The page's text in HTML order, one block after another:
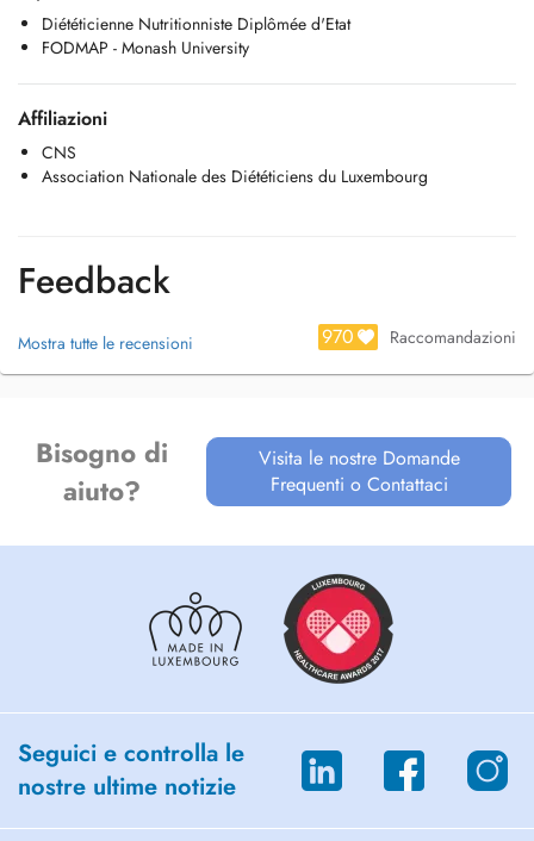
Diététicienne Nutritionniste Diplômée d'Etat
FODMAP - Monash University
Affiliazioni
CNS
Association Nationale des Diététiciens du Luxembourg
Feedback
Mostra tutte le recensioni 970 Raccomandazioni
Bisogno di
aiuto?
Visita le nostre Domande
Frequenti o Contattaci
Seguici e controlla le
nostre ultime notizie